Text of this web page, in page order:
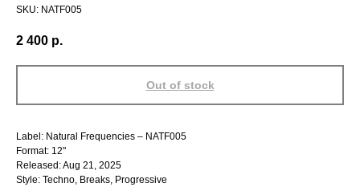
SKU: NATF005
2 400 р.
Out of stock
Label: Natural Frequencies – NATF005
Format: 12"
Released: Aug 21, 2025
Style: Techno, Breaks, Progressive